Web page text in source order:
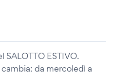
ESTIVO.
da mercoledì a